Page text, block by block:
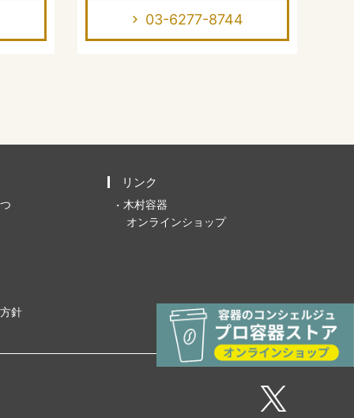
03-6277-8744
針
リンク
木村容器
オンラインショップ